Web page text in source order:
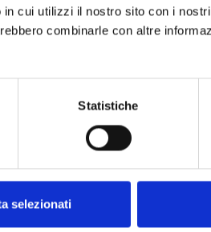
cui utilizzi il nostro sito con i
combinarle con altre
Statistiche
selezionati
Duecento pagine
ad opera degli stessi